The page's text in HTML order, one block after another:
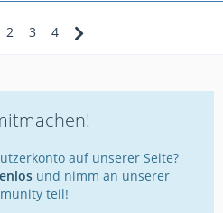
2 3 4
auf unserer Seite?
und nimm an unserer
teil!